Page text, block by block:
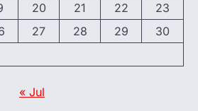
20 21 22
23
27 28 29
30
« Jul